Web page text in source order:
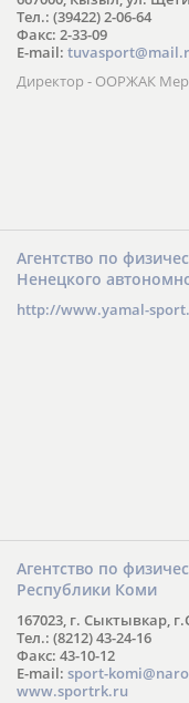
Тел.: (39422) 2-06-64
Факс: 2-33-09
E-mail:
Директор - ООРЖАК
Агентство по
Ненецкого
http://www.yamal-
Агентство по
Республики Коми
167023, г. Сыктывкар,
Тел.: (8212) 43-24-16
Факс: 43-10-12
E-mail: sport-
www.sportrk.ru